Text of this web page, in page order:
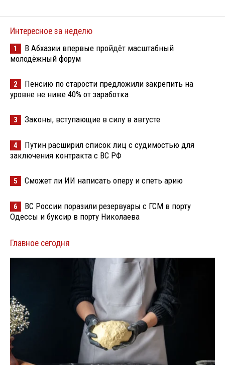
Интересное за неделю
1
В Абхазии впервые пройдёт масштабный
молодёжный форум
2
Пенсию по старости предложили закрепить на
уровне не ниже 40% от заработка
3 Законы, вступающие в силу в августе
4
Путин расширил список лиц с судимостью для
заключения контракта с ВС РФ
5 Сможет ли ИИ написать оперу и спеть арию
6
ВС России поразили резервуары с ГСМ в порту
Одессы и буксир в порту Николаева
Главное сегодня